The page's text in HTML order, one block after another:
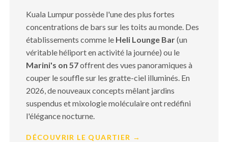
Kuala Lumpur possède l'une des plus fortes
concentrations de bars sur les toits au monde. Des
établissements comme le Heli Lounge Bar(un
véritable héliport en activité la journée) ou le
Marini's on 57offrent des vues panoramiques à
couper le souffle sur les gratte-ciel illuminés. En
2026, de nouveaux concepts mêlant jardins
suspendus et mixologie moléculaire ont redéfini
l'élégance nocturne.
DÉCOUVRIR LE QUARTIER →